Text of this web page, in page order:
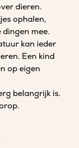
dieren.
ophalen,
mee.
kan ieder
Een kind
op eigen
belangrijk is.